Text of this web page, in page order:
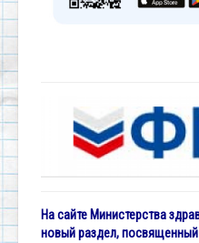
На сайте Министерства
новый раздел,